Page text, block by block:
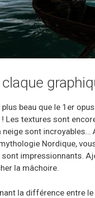
claque
plus beau que le 1er
Les textures sont
neige sont
Nordique,
sont impressionnants.
la mâchoire.
la différence entre